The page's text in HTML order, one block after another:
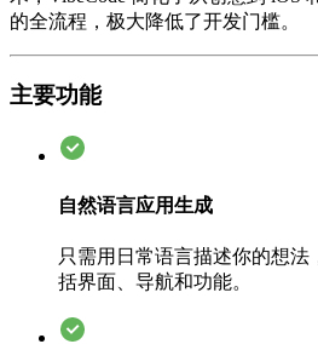
的全流程，极大降低了开发门槛。
主要功能
自然语言应用生成
只需用日常语言描述你的想
括界面、导航和功能。